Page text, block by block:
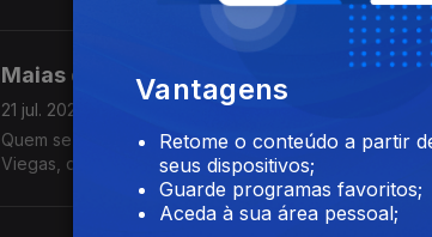
Maias da 3
21 jul. 2026
Quem se lembra? Quem leu só o resumo? Quem leu
Viegas, da Quetzal, que nos explica tudo sobre a
Vantagens
Retome o conteúdo a partir
seus dispositivos;
Guarde programas favoritos;
Aceda à sua área pessoal;